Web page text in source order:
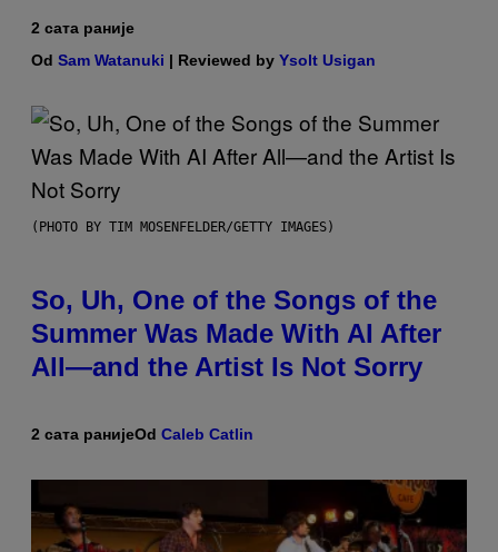
2 сата раније
Od Sam Watanuki | Reviewed by Ysolt Usigan
(PHOTO BY TIM MOSENFELDER/GETTY IMAGES)
So, Uh, One of the Songs of the
Summer Was Made With AI After
All—and the Artist Is Not Sorry
2 сата ранијеOd Caleb Catlin